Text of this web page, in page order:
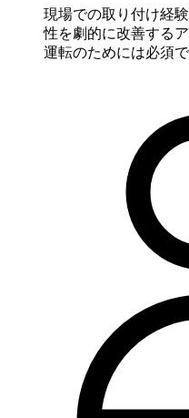
現場での取り付け経
性を劇的に改善する
運転のためには必須で